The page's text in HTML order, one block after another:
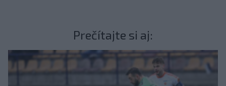
Prečítajte si aj: